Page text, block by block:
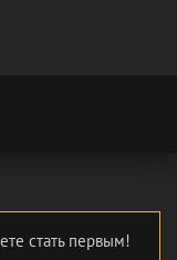
стать первым!